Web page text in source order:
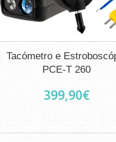
Tacómetro e
PCE-T 260
399,90€